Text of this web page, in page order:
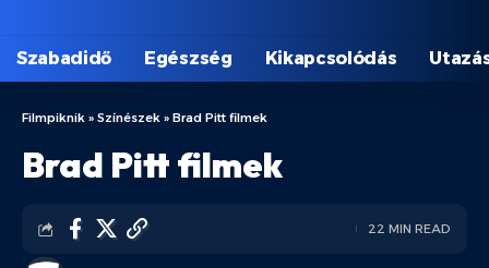
Szabadidő Egészség Kikapcsolódás
Filmpiknik » Színészek » Brad Pitt filmek
Brad Pitt filmek
22 MIN READ